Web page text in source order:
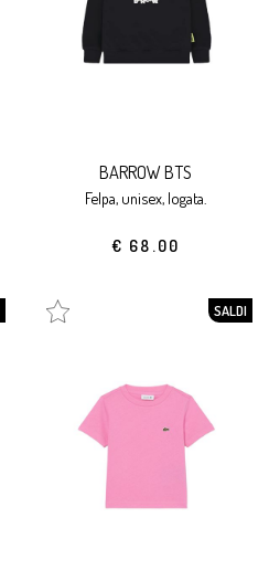
BARROW BTS
felpa, unisex, logata.
€ 68.00
SALDI